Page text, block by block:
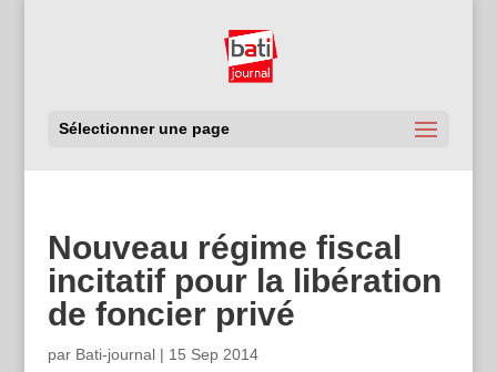
Sélectionner une page
Nouveau régime fiscal
incitatif pour la libération
de foncier privé
par Bati-journal| 15 Sep 2014